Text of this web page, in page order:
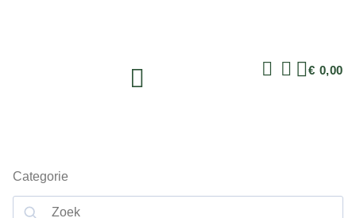
€ 0,00
Categorie